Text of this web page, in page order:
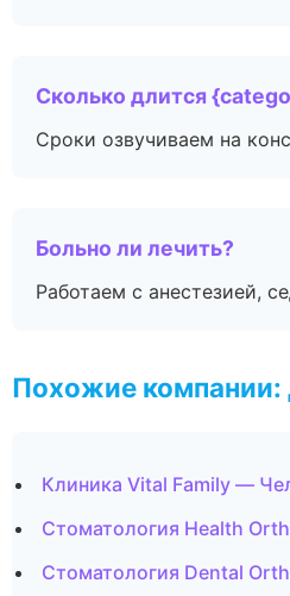
Сколько длится
Сроки озвучиваем на
Больно ли лечить?
Работаем с анестезией,
Похожие компании:
Клиника Vital Family —
Стоматология Health
Стоматология Dental